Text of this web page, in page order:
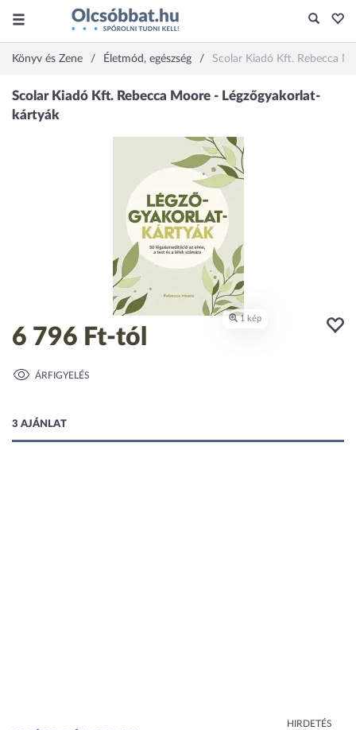
Könyv és Zene Életmód, egészség Scolar Kiadó Kft. Rebecca
6 796 Ft-tól
ÁRFIGYELÉS
3 AJÁNLAT
HIRDETÉS